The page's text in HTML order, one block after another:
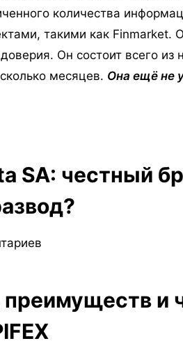
количества
такими как Finmarket.
Он состоит всего из
месяцев. Она ещё не
SA: честный
преимуществ и